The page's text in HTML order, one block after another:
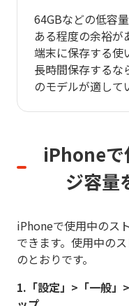
64GBなどの低容
ある程度の余裕が
端末に保存する使
長時間保存するな
のモデルが適して
iPhoneで
ジ容量
iPhoneで使用中のス
できます。使用中の
のとおりです。
1.「設定」>「一般」